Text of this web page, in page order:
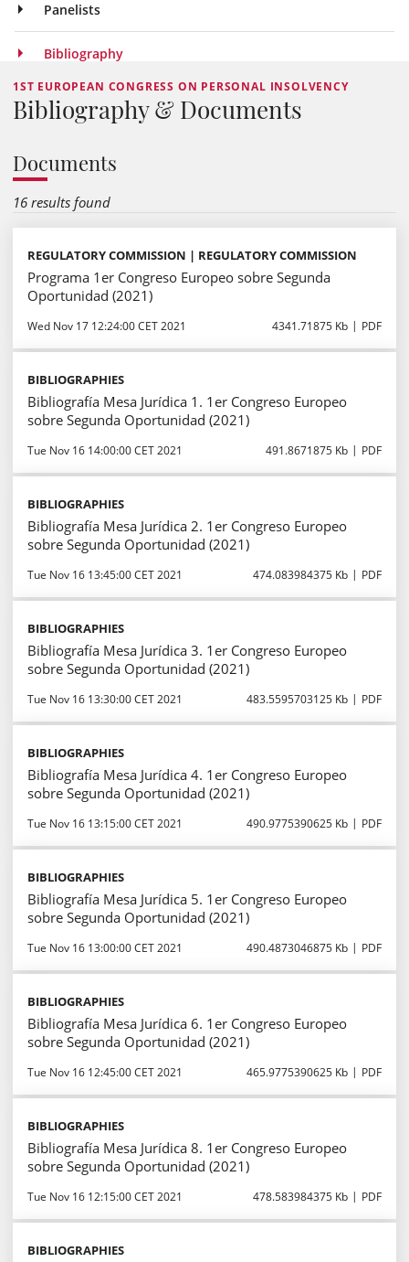
Panelists
Bibliography
1ST EUROPEAN CONGRESS ON PERSONAL INSOLVENCY
Bibliography & Documents
Documents
16 results found
REGULATORY COMMISSION | REGULATORY COMMISSION
Programa 1er Congreso Europeo sobre Segunda
Oportunidad (2021)
Wed Nov 17 12:24:00 CET 2021 4341.71875 Kb PDF
BIBLIOGRAPHIES
Bibliografía Mesa Jurídica 1. 1er Congreso Europeo
sobre Segunda Oportunidad (2021)
Tue Nov 16 14:00:00 CET 2021 491.8671875 Kb PDF
BIBLIOGRAPHIES
Bibliografía Mesa Jurídica 2. 1er Congreso Europeo
sobre Segunda Oportunidad (2021)
Tue Nov 16 13:45:00 CET 2021 474.083984375 Kb PDF
BIBLIOGRAPHIES
Bibliografía Mesa Jurídica 3. 1er Congreso Europeo
sobre Segunda Oportunidad (2021)
Tue Nov 16 13:30:00 CET 2021 483.5595703125 Kb PDF
BIBLIOGRAPHIES
Bibliografía Mesa Jurídica 4. 1er Congreso Europeo
sobre Segunda Oportunidad (2021)
Tue Nov 16 13:15:00 CET 2021 490.9775390625 Kb PDF
BIBLIOGRAPHIES
Bibliografía Mesa Jurídica 5. 1er Congreso Europeo
sobre Segunda Oportunidad (2021)
Tue Nov 16 13:00:00 CET 2021 490.4873046875 Kb PDF
BIBLIOGRAPHIES
Bibliografía Mesa Jurídica 6. 1er Congreso Europeo
sobre Segunda Oportunidad (2021)
Tue Nov 16 12:45:00 CET 2021 465.9775390625 Kb PDF
BIBLIOGRAPHIES
Bibliografía Mesa Jurídica 8. 1er Congreso Europeo
sobre Segunda Oportunidad (2021)
Tue Nov 16 12:15:00 CET 2021 478.583984375 Kb PDF
BIBLIOGRAPHIES